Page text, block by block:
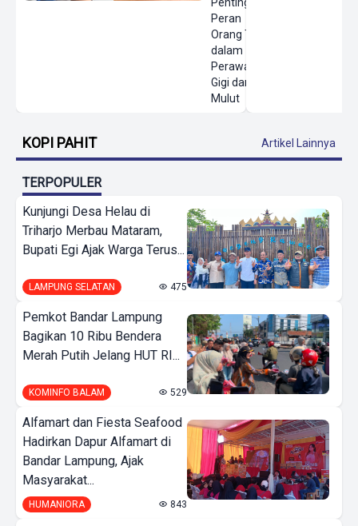
Peran
Orang Tua
dalam
Perawatan
Gigi dan
Mulut
KOPI PAHIT Artikel Lainnya
TERPOPULER
Kunjungi Desa Helau di
Triharjo Merbau Mataram,
Bupati Egi Ajak Warga Terus...
LAMPUNG SELATAN 475
Pemkot Bandar Lampung
Bagikan 10 Ribu Bendera
Merah Putih Jelang HUT RI...
KOMINFO BALAM 529
Alfamart dan Fiesta Seafood
Hadirkan Dapur Alfamart di
Bandar Lampung, Ajak
Masyarakat...
HUMANIORA 843